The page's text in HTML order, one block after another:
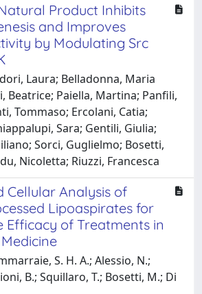
Product Inhibits
and Improves
by Modulating Src
Laura; Belladonna, Maria
Beatrice; Paiella, Martina; Panfili,
Tommaso; Ercolani, Catia;
Sara; Gentili, Giulia;
Sorci, Guglielmo; Bosetti,
Nicoletta; Riuzzi, Francesca
Cellular Analysis of
Lipoaspirates for
Efficacy of Treatments in
S. H. A.; Alessio, N.;
B.; Squillaro, T.; Bosetti, M.; Di